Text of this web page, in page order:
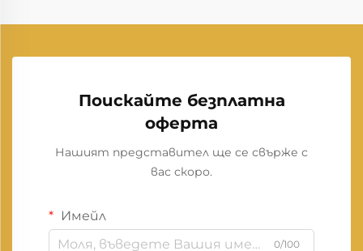
Поискайте безплатна
оферта
Нашият представител ще се свърже с
вас скоро.
Имейл
0/100